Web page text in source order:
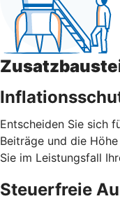
Entscheiden Sie sich
Beiträge und die
Sie im Leistungsfall
Steuerfreie